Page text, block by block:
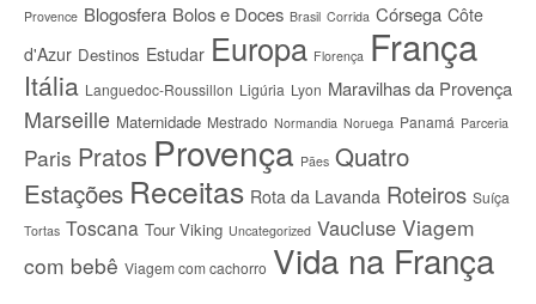
Provence Blogosfera Bolos e Doces Brasil Corrida Córsega Côte
d'Azur Destinos Estudar Europa Florença França
Itália Languedoc-Roussillon Ligúria Lyon Maravilhas da Provença
Marseille Maternidade Mestrado Normandia Noruega Panamá Parceria
Paris Pratos Provença Pães Quatro
Estações Receitas Rota da Lavanda Roteiros Suíça
Tortas Toscana Tour Viking Uncategorized Vaucluse Viagem
com bebê Viagem com cachorro Vida na França